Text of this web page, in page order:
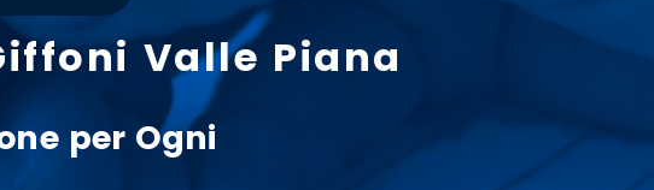
Valle Piana
per Ogni